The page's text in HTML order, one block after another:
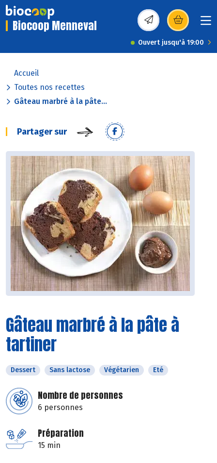
Biocoop Menneval (s’ouvre dans une
Ouvert jusqu'à 19:00
Accueil
Toutes nos recettes
Gâteau marbré à la pâte...
Partager sur
Gâteau marbré à la pâte à
tartiner
Dessert Sans lactose Végétarien Eté
Nombre de personnes
6 personnes
Préparation
15 min